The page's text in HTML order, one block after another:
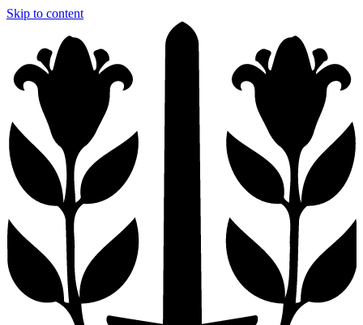
Skip to content